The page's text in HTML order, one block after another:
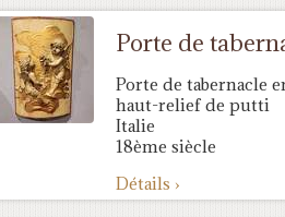
Porte de
Porte de tabernacle
haut-relief de putti
Italie
18ème siècle
Détails ›